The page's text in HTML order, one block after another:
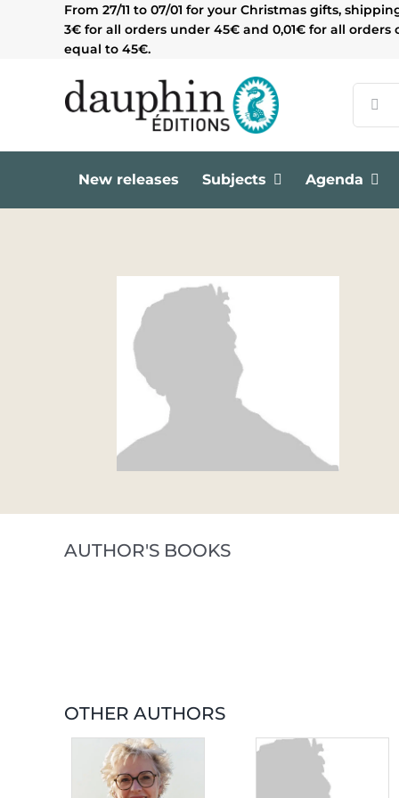
From 27/11 to 07/01 for your Christmas gifts,
3€ for all orders under 45€ and 0,01€ for all orders
equal to 45€.
for:
New releases Subjects Agenda
AUTHOR'S BOOKS
OTHER AUTHORS